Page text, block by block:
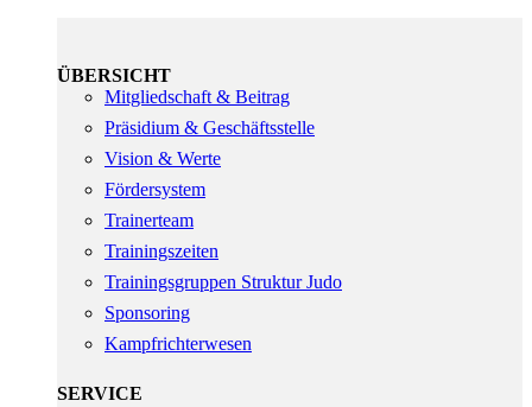
ÜBERSICHT
Mitgliedschaft & Beitrag
Präsidium & Geschäftsstelle
Vision & Werte
Fördersystem
Trainerteam
Trainingszeiten
Trainingsgruppen Struktur Judo
Sponsoring
Kampfrichterwesen
SERVICE